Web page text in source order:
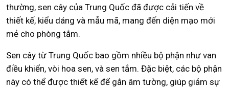
thường, sen cây của Trung Quốc đã được cải tiến về
thiết kế, kiểu dáng và mẫu mã, mang đến diện mạo mới
mẻ cho phòng tắm.
Sen cây từ Trung Quốc bao gồm nhiều bộ phận như van
điều khiển, vòi hoa sen, và sen tắm. Đặc biệt, các bộ phận
này có thể được thiết kế để gắn âm tường, giúp giảm sự